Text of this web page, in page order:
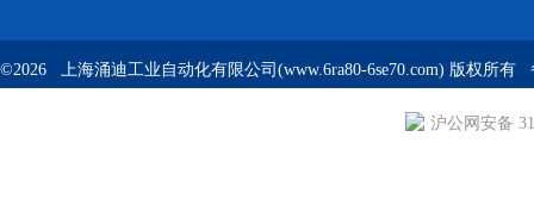
©2026 上海涌迪工业自动化有限公司(www.6ra80-6se70.com) 版权所有
沪公网安备